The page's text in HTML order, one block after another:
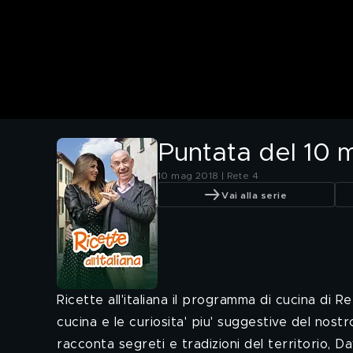
Puntata del 10
10 mag 2018 | Rete 4
Vai alla serie
Ricette all'italiana il programma di cucina di
cucina e le curiosita' piu' suggestive del
racconta segreti e tradizioni del territorio,